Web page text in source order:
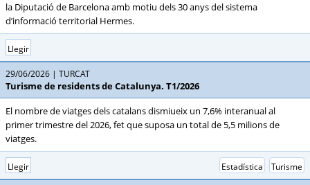
la Diputació de Barcelona amb motiu dels 30 anys del sistema
d’informació territorial Hermes.
Llegir
29/06/2026 TURCAT
Turisme de residents de Catalunya. T1/2026
El nombre de viatges dels catalans dismiueix un 7,6% interanual al
primer trimestre del 2026, fet que suposa un total de 5,5 milions de
viatges.
Llegir Turisme
Estadística